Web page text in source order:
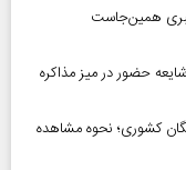
همین‌جاست
حضور در میز مذاکره
بازنشستگان کشوری؛ نحوه مشاهده